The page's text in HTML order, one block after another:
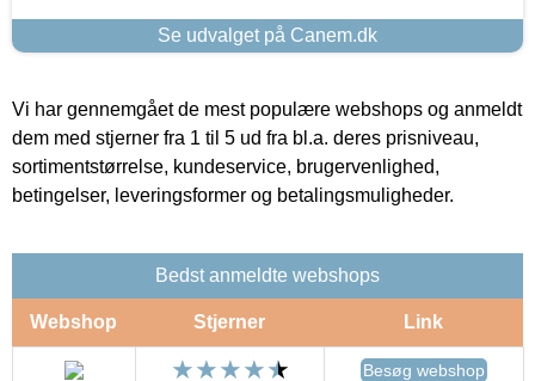
Se udvalget på Canem.dk
Vi har gennemgået de mest populære webshops og anmeldt
dem med stjerner fra 1 til 5 ud fra bl.a. deres prisniveau,
sortimentstørrelse, kundeservice, brugervenlighed,
betingelser, leveringsformer og betalingsmuligheder.
Bedst anmeldte webshops
Webshop Stjerner Link
Besøg webshop